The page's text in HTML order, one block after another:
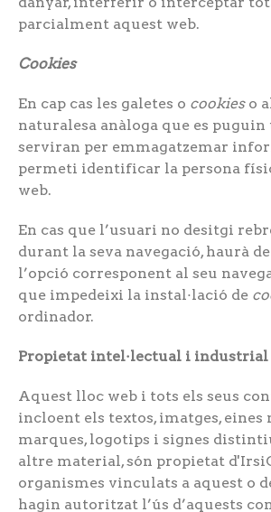
parcialment aquest web.
Cookies
En cap cas les galetes o cookieso
naturalesa anàloga que es
serviran per emmagatzemar
permeti identificar la persona
web.
En cas que l’usuari no desitgi
durant la seva navegació, haurà
l’opció corresponent al seu
que impedeixi la instal·lació de
ordinador.
Propietat intel·lectual i industrial
Aquest lloc web i tots els seus
incloent els textos, imatges, eines
marques, logotips i signes
altre material, són propietat
organismes vinculats a aquest o
hagin autoritzat l’ús d’aquests